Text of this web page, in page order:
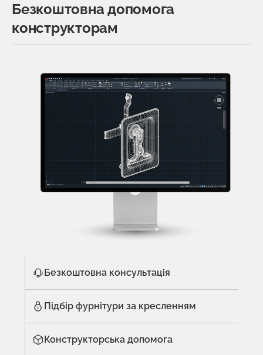
Безкоштовна допомога
конструкторам
Безкоштовна консультація
Підбір фурнітури за кресленням
Конструкторська допомога